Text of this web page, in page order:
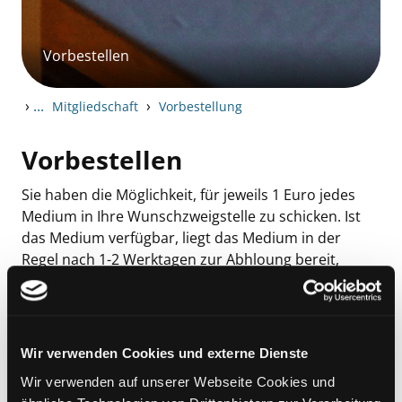
Wir verwenden Cookies und externe Dienste
Wir verwenden auf unserer Webseite Cookies und
Vorbestellen
› ... Mitgliedschaft › Vorbestellung
Vorbestellen
Sie haben die Möglichkeit, für jeweils 1 Euro jedes
Medium in Ihre Wunschzweigstelle zu schicken. Ist
das Medium verfügbar, liegt das Medium in der
Regel nach 1-2 Werktagen zur Abhloung bereit,
darüber werden Sie per Mail informiert.
bekommen Sie eine Mail, sobald es für Sie bereitliegt.
Medium abzuholen.